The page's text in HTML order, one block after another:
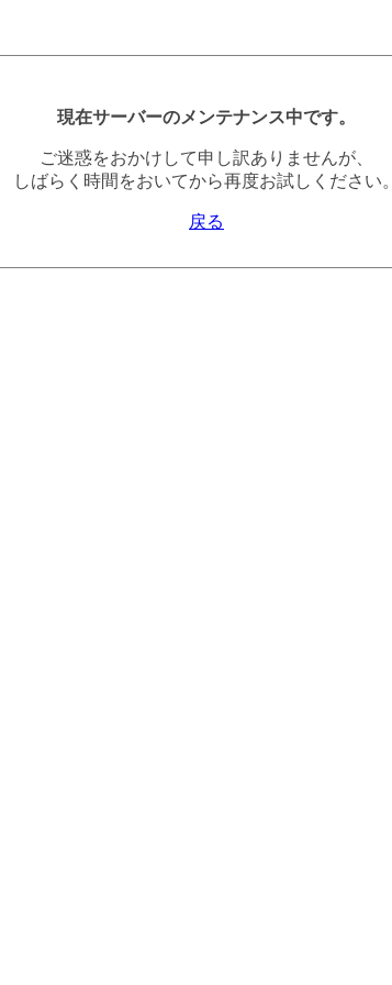
現在サーバーのメンテナンス中です。
ご迷惑をおかけして申し訳ありませんが、
しばらく時間をおいてから再度お試しください。
戻る